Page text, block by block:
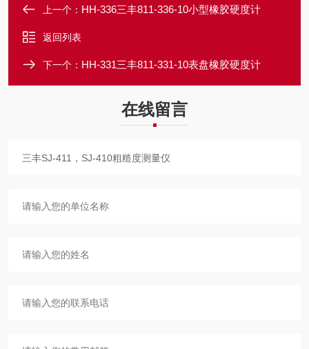
上一个： HH-336三丰811-336-10小型橡胶硬度计
返回列表
下一个： HH-331三丰811-331-10表盘橡胶硬度计
在线留言